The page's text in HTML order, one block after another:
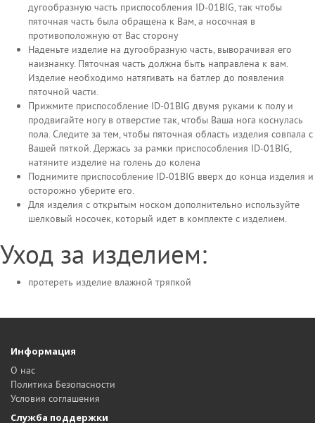
дугообразную часть приспособления ID-01BIG, так чтобы
пяточная часть была обращена к Вам, а носочная в
противоположную от Вас сторону
Наденьте изделие на дугообразную часть, выворачивая его
наизнанку. Пяточная часть должна быть направлена к вам.
Изделие необходимо натягивать на батлер до появления
пяточной части.
Прижмите приспособление ID-01BIG двумя руками к полу и
продвигайте ногу в отверстие так, чтобы Ваша нога коснулась
пола. Следите за тем, чтобы пяточная область изделия совпала с
Вашей пяткой. Держась за рамки приспособления ID-01BIG,
натяните изделие на голень до колена
Поднимите приспособление ID-01BIG вверх до конца изделия и
осторожно уберите его.
Для изделия с открытым носком дополнительно используйте
шелковый носочек, который идет в комплекте с изделием.
Уход за изделием:
протереть изделие влажной тряпкой
Информация
О нас
Политика Безопасности
Условия соглашения
Служба поддержки